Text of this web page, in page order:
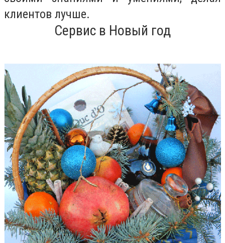
клиентов лучше.
Сервис в Новый год